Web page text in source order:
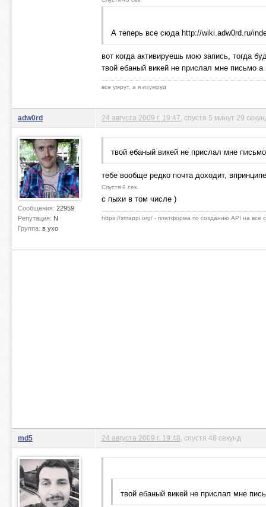
А теперь все сюда http://wiki.adw0rd.ru/
вот когда активируешь мою запись, тогда
твой ебаный викей не прислал мне письмо а
все умрут, а я изумруд
adw0rd
Сообщения: 22959
Репутация: N
Группа: в ухо
24 августа 2009 г. 19:47 , спустя 5 минут 29
твой ебаный викей не прислал мне
тебе вообще редко почта доходит,
Спустя 9 сек.
с пыхи в том числе )
https://smappi.org/ - платформа по созданию API на все
md5 24 августа 2009 г. 19:48 , спустя 48 секунд
твой ебаный викей не прислал мне